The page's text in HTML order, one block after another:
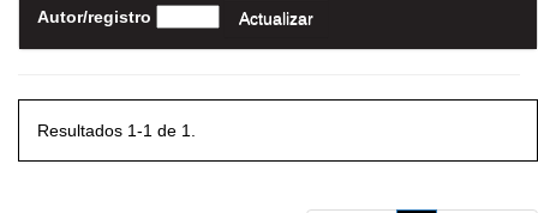
Autor/registro
Resultados 1-1 de 1.